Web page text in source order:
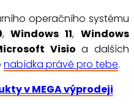
operačního systému
,Windows 11,Windows
Visio a dalších
nabídka právě pro tebe.
v MEGA výprodeji